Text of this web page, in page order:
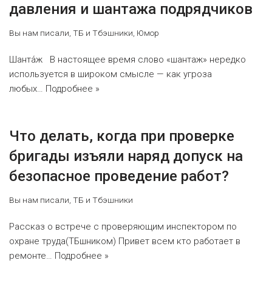
давления и шантажа подрядчиков
Вы нам писали ТБ и Тбэшники Юмор
Шанта́ж В настоящее время слово «шантаж» нередко
используется в широком смысле — как угроза
любых… Подробнее »
Что делать, когда при проверке
бригады изъяли наряд допуск на
безопасное проведение работ?
Вы нам писали ТБ и Тбэшники
Рассказ о встрече с проверяющим инспектором по
охране труда(ТБшником) Привет всем кто работает в
ремонте… Подробнее »